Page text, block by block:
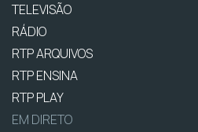
TELEVISÃO
RÁDIO
RTP ARQUIVOS
RTP ENSINA
RTP PLAY
EM DIRETO